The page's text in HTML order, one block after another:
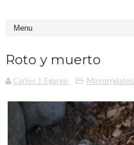
Roto y muerto
Carlos J. Eguren Microrrelatos